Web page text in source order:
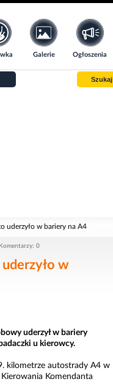
Galerie Ogłoszenia
Szukaj
uderzyło w bariery na A4
Komentarzy: 0
w
uderzył w bariery
u kierowcy.
kilometrze autostrady A4 w
Komendanta